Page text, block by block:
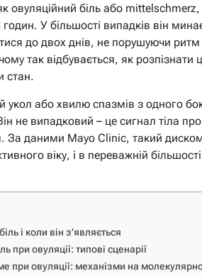
овуляційний біль або
годин. У більшості випадків він
до двох днів, не порушуючи
так відбувається, як розпізнати
стан.
укол або хвилю спазмів з одного
не випадковий – це сигнал тіла
За даними Mayo Clinic, такий
віку, і в переважній
і коли він з’являється
при овуляції: типові сценарії
при овуляції: механізми на